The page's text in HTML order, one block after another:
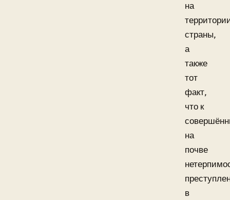
на
страны,
а
также
тот
факт,
что к
на
почве
в